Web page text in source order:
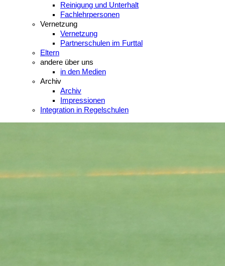
Reinigung und Unterhalt
Fachlehrpersonen
Vernetzung
Vernetzung
Partnerschulen im Furttal
Eltern
andere über uns
in den Medien
Archiv
Archiv
Impressionen
Integration in Regelschulen